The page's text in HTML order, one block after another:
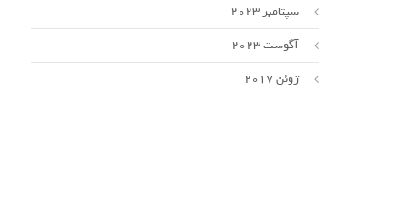
سپتامبر 2023
آگوست 2023
ژوئن 2017